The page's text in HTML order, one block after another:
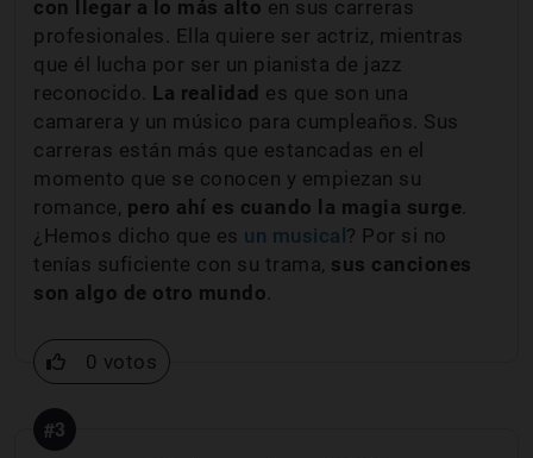
con llegar a lo más alto en sus carreras
profesionales. Ella quiere ser actriz, mientras
que él lucha por ser un pianista de jazz
reconocido. La realidad es que son una
camarera y un músico para cumpleaños. Sus
carreras están más que estancadas en el
momento que se conocen y empiezan su
romance, pero ahí es cuando la magia surge.
¿Hemos dicho que es un musical ? Por si no
tenías suficiente con su trama, sus canciones
son algo de otro mundo.
0 votos
#3